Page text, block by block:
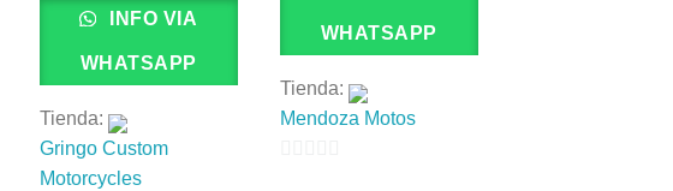
INFO VIA
WHATSAPP
Tienda:
Gringo Custom
Motorcycles
WHATSAPP
Tienda:
Mendoza Motos